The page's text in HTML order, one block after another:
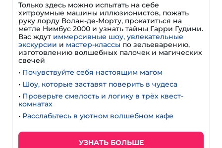
Только здесь можно испытать на себе
хитроумные машины иллюзионистов, пожать
руку лорду Волан-де-Морту, прокатиться на
метле Нимбус 2000 и узнать тайны Гарри Гудини.
Вас ждут иммерсивные шоу, увлекательные
экскурсии и мастер-классы по зельеварению,
изготовлению волшебных палочек и магических
свечей
• Почувствуйте себя настоящим магом
• Шоу, которые заставят поверить в чудеса
• Проверьте смелость и логику в трёх квест-
комнатах
• Расслабьтесь в уютном волшебном кафе
УЗНАТЬ БОЛЬШЕ